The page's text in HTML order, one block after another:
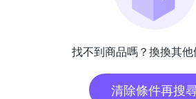
找不到商品嗎？換換其他
清除條件再搜